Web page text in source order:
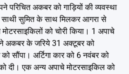
परिचित अकबर को गाड़ियों की व्यवस्था
सुमित के साथ मिलकर आगरा से
को चोरी किया। 1 अपाचे
अकबर के जरिये 31 अक्टूबर को
सौंपा। अर्टिगा कार को 6 नवंबर को
दी। एक अन्य अपाचे मोटरसाइकिल को